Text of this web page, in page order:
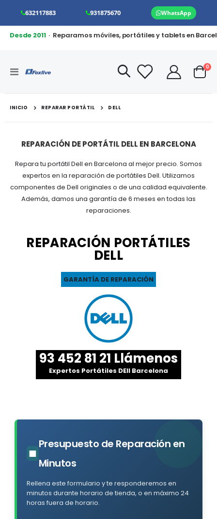
632117883 931875670 WhatsApp
Desde 2011· Reparamos móviles, portátiles y tablets en
Toggle
Cart
0
INICIO REPARAR PORTÁTIL DELL
REPARACIÓN DE PORTÁTIL DELL EN BARCELONA
Repara tu portátil Dell en Barcelona al mejor precio. Somos
expertos en la reparación de portátiles Dell. Utilizamos
componentes de Dell originales o de una calidad equivalente.
Además, damos una garantía de 6 meses en todas las
reparaciones.
REPARACIÓN PORTÁTILES
DELL
GARANTÍA DE REPARACIÓN
93 452 81 21 Llámenos
Expertos Portátiles DEll Barcelona
■ Presupuesto de Reparación en
Minutos
Rellena este formulario y te responderemos en
minutos durante horario de tienda, o en máximo 24
horas fuera de horario.